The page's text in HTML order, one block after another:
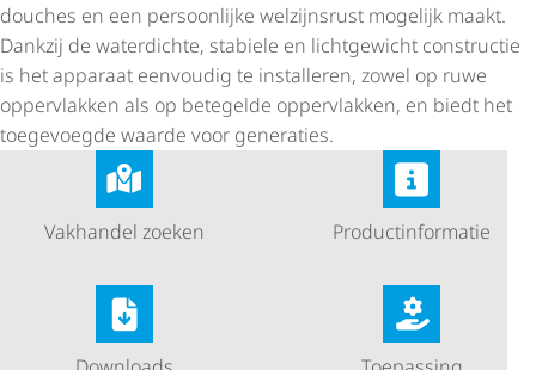
douches en een persoonlijke welzijnsrust mogelijk maakt.
Dankzij de waterdichte, stabiele en lichtgewicht constructie
is het apparaat eenvoudig te installeren, zowel op ruwe
oppervlakken als op betegelde oppervlakken, en biedt het
toegevoegde waarde voor generaties.
Vakhandel zoeken Product­in­for­matie